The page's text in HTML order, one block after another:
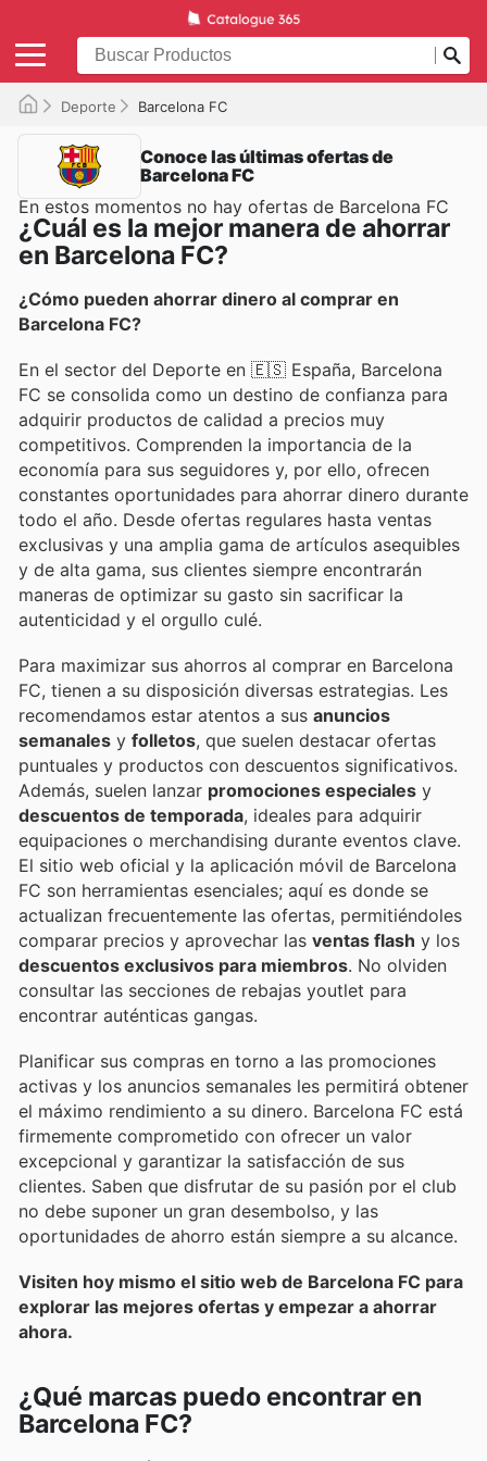
Deporte Barcelona FC
Conoce las últimas ofertas de
Barcelona FC
En estos momentos no hay ofertas de Barcelona FC
¿Cuál es la mejor manera de ahorrar
en Barcelona FC?
¿Cómo pueden ahorrar dinero al comprar en
Barcelona FC?
En el sector del Deporte en 🇪🇸 España, Barcelona
FC se consolida como un destino de confianza para
adquirir productos de calidad a precios muy
competitivos. Comprenden la importancia de la
economía para sus seguidores y, por ello, ofrecen
constantes oportunidades para ahorrar dinero durante
todo el año. Desde ofertas regulares hasta ventas
exclusivas y una amplia gama de artículos asequibles
y de alta gama, sus clientes siempre encontrarán
maneras de optimizar su gasto sin sacrificar la
autenticidad y el orgullo culé.
Para maximizar sus ahorros al comprar en Barcelona
FC, tienen a su disposición diversas estrategias. Les
recomendamos estar atentos a sus anuncios
semanales y folletos, que suelen destacar ofertas
puntuales y productos con descuentos significativos.
Además, suelen lanzar promociones especiales y
descuentos de temporada, ideales para adquirir
equipaciones o merchandising durante eventos clave.
El sitio web oficial y la aplicación móvil de Barcelona
FC son herramientas esenciales; aquí es donde se
actualizan frecuentemente las ofertas, permitiéndoles
comparar precios y aprovechar las ventas flash y los
descuentos exclusivos para miembros. No olviden
consultar las secciones de rebajas youtlet para
encontrar auténticas gangas.
Planificar sus compras en torno a las promociones
activas y los anuncios semanales les permitirá obtener
el máximo rendimiento a su dinero. Barcelona FC está
firmemente comprometido con ofrecer un valor
excepcional y garantizar la satisfacción de sus
clientes. Saben que disfrutar de su pasión por el club
no debe suponer un gran desembolso, y las
oportunidades de ahorro están siempre a su alcance.
Visiten hoy mismo el sitio web de Barcelona FC para
explorar las mejores ofertas y empezar a ahorrar
ahora.
¿Qué marcas puedo encontrar en
Barcelona FC?